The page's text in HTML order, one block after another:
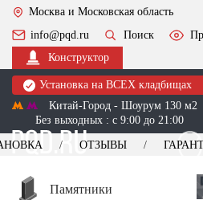
Москва и Московская область
info@pqd.ru
Поиск
Конструктор
Установка на ВСЕХ кладбищах
Китай-Город - Шоурум 130 м2
Без выходных : с 9:00 до 21:00
+7 (495) 518-44-23
ОТЗЫВЫ
Памятники